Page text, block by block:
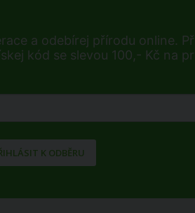
a odebírej přírodu online.
kód se slevou 100,- Kč na
K ODBĚRU